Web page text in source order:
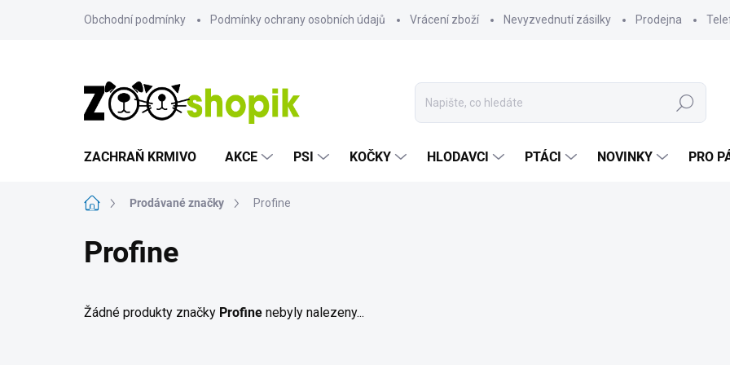
Obchodní podmínky Podmínky ochrany osobních údajů Vrácení zboží Nevyzvednutí zásilky Prodejna
Hledat
ZACHRAŇ KRMIVO AKCE PSI KOČKY HLODAVCI PTÁCI NOVINKY PRO
Domů Prodávané značky Profine
Profine
Žádné produkty značky Profine nebyly nalezeny...